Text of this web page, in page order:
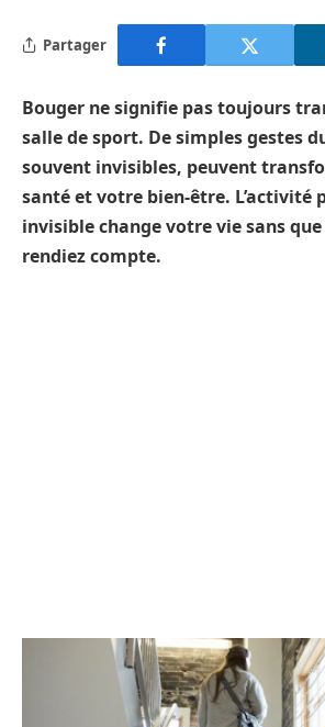
Partager
Bouger ne signifie pas toujours
salle de sport. De simples gestes
souvent invisibles, peuvent
santé et votre bien-être. L’activité
invisible change votre vie sans
rendiez compte.